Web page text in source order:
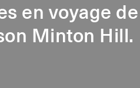
en voyage
Minton Hill.